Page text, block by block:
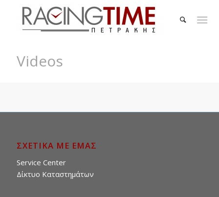
Videos
ΣΧΕΤΙΚΑ ΜΕ ΕΜΑΣ
Service Center
Δίκτυο Καταστημάτων